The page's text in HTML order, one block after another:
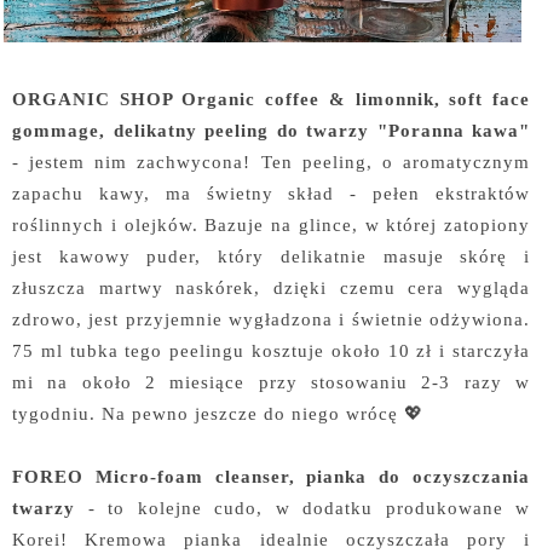
ORGANIC SHOP Organic coffee & limonnik, soft face
gommage, delikatny peeling do twarzy "Poranna kawa"
- jestem nim zachwycona! Ten peeling, o aromatycznym
zapachu kawy, ma świetny skład - pełen ekstraktów
roślinnych i olejków. Bazuje na glince, w której zatopiony
jest kawowy puder, który delikatnie masuje skórę i
złuszcza martwy naskórek, dzięki czemu cera wygląda
zdrowo, jest przyjemnie wygładzona i świetnie odżywiona.
75 ml tubka tego peelingu kosztuje około 10 zł i starczyła
mi na około 2 miesiące przy stosowaniu 2-3 razy w
tygodniu. Na pewno jeszcze do niego wrócę 💖
FOREO Micro-foam cleanser, pianka do oczyszczania
twarzy - to kolejne cudo, w dodatku produkowane w
Korei! Kremowa pianka idealnie oczyszczała pory i